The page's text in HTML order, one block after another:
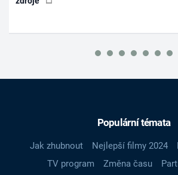
Populární témata
Jak zhubnout Nejlepší filmy 2024
TV program
Změna času